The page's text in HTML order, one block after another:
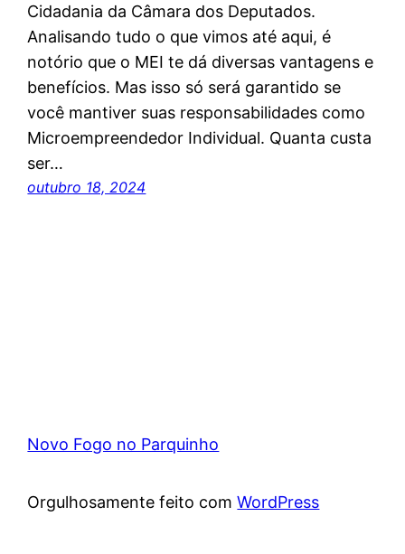
Cidadania da Câmara dos Deputados.
Analisando tudo o que vimos até aqui, é
notório que o MEI te dá diversas vantagens e
benefícios. Mas isso só será garantido se
você mantiver suas responsabilidades como
Microempreendedor Individual. Quanta custa
ser…
outubro 18, 2024
Novo Fogo no Parquinho
Orgulhosamente feito comWordPress